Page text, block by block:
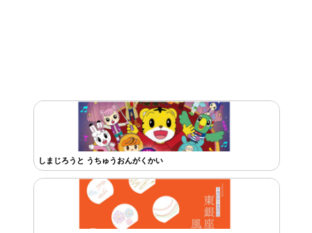
しまじろうと うちゅうおんがくかい